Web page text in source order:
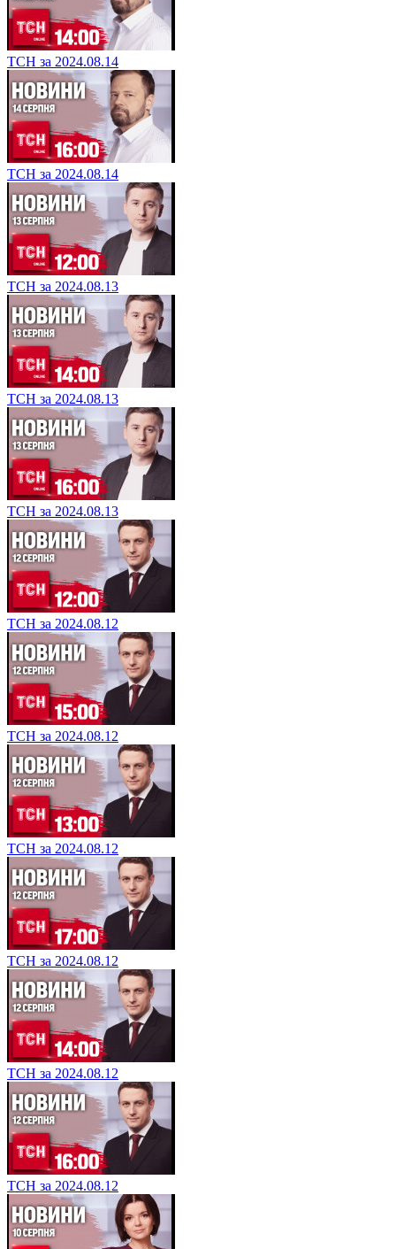
ТСН за 2024.08.14
ТСН за 2024.08.14
ТСН за 2024.08.13
ТСН за 2024.08.13
ТСН за 2024.08.13
ТСН за 2024.08.12
ТСН за 2024.08.12
ТСН за 2024.08.12
ТСН за 2024.08.12
ТСН за 2024.08.12
ТСН за 2024.08.12